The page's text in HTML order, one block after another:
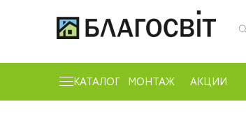
КАТАЛОГ МОНТАЖ АКЦИИ